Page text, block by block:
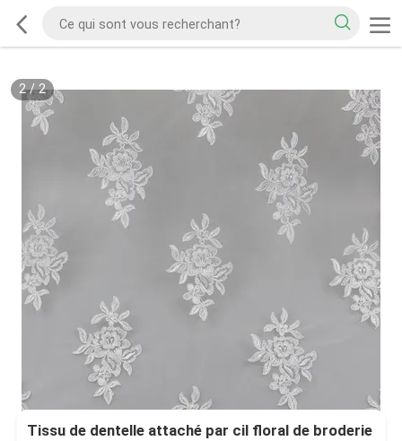
2/2
Tissu de dentelle attaché par cil floral de broderie